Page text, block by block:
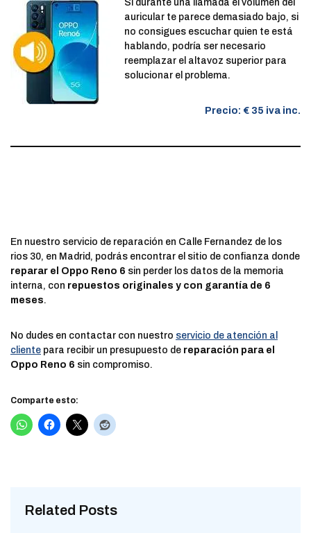
Si durante una llamada el volumen del
auricular te parece demasiado bajo, si
no consigues escuchar quien te está
hablando, podría ser necesario
reemplazar el altavoz superior para
solucionar el problema.
Precio: € 35 iva inc.
En nuestro servicio de reparación en Calle Fernandez de los
rios 30, en Madrid, podrás encontrar el sitio de confianza donde
reparar el Oppo Reno 6 sin perder los datos de la memoria
interna, con repuestos originales y con garantía de 6
meses.
No dudes en contactar con nuestro servicio de atención al
cliente para recibir un presupuesto de reparación para el
Oppo Reno 6 sin compromiso.
Comparte esto:
Related Posts